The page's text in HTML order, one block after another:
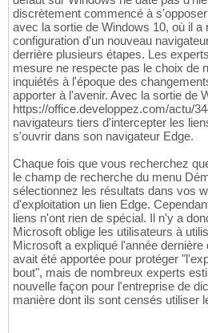
discrètement commencé à
avec la sortie de Windows 10, où il a
configuration d'un nouveau
derrière plusieurs étapes. Les
mesure ne respecte pas le choix de
inquiétés à l'époque des
apporter à l'avenir. Avec la sortie de
https://office.developpez.com/actu/
navigateurs tiers d'intercepter les
s'ouvrir dans son navigateur Edge.
Chaque fois que vous recherchez
le champ de recherche du menu
sélectionnez les résultats dans vos
d'exploitation un lien Edge.
liens n'ont rien de spécial. Il n'y a
Microsoft oblige les utilisateurs à
Microsoft a expliqué l'année
avait été apportée pour protéger
bout", mais de nombreux experts
nouvelle façon pour l'entreprise de
manière dont ils sont censés utiliser